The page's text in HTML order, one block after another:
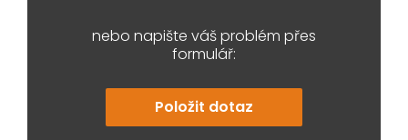
nebo napište váš problém přes
formulář:
Položit dotaz